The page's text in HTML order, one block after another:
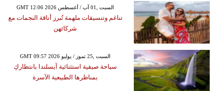
GMT 12:06 2026 السبت ,01 آب / أغسطس
تناغم وتنسيقات ملهمة تُبرز أناقة النجمات مع
شركائهن
GMT 09:57 2026 السبت ,25 تموز / يوليو
سياحة صيفية استثنائية آيسلندا بانتظاركِ
بمناظرها الطبيعية الآسرة